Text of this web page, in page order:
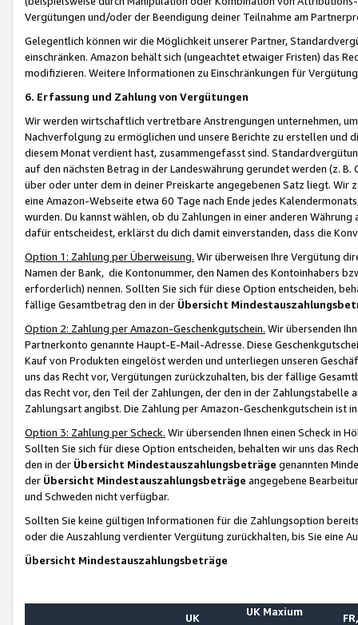
Vergütungen und/oder der Beendigung deiner Teilnahme am
Gelegentlich können wir die Möglichkeit unserer Partner,
einschränken. Amazon behält sich (ungeachtet etwaiger Fristen) das
modifizieren. Weitere Informationen zu Einschränkungen für
6. Erfassung und Zahlung von Vergütungen
Wir werden wirtschaftlich vertretbare Anstrengungen unternehmen,
Nachverfolgung zu ermöglichen und unsere Berichte zu erstellen und
diesem Monat verdient hast, zusammengefasst sind.
auf den nächsten Betrag in der Landeswährung gerundet werden (z.
über oder unter dem in deiner Preiskarte angegebenen Satz liegt.
eine Amazon-Webseite etwa 60 Tage nach Ende jedes
wurden. Du kannst wählen, ob du Zahlungen in einer anderen
dafür entscheidest, erklärst du dich damit einverstanden, dass die
Option 1: Zahlung per Überweisung. Wir überweisen Ihre Vergütung
Namen der Bank, die Kontonummer, den Namen des Kontoinhabers
erforderlich) nennen. Sollten Sie sich für diese Option entscheiden,
fällige Gesamtbetrag den in der Übersicht
Option 2: Zahlung per Amazon-Geschenkgutschein. Wir übersenden
Partnerkonto genannte Haupt-E-Mail-Adresse. Diese
Kauf von Produkten eingelöst werden und unterliegen unseren
uns das Recht vor, Vergütungen zurückzuhalten, bis der fällige
das Recht vor, den Teil der Zahlungen, der den in der
Zahlungsart angibst. Die Zahlung per Amazon-Geschenkgutschein ist
Option 3: Zahlung per Scheck. Wir übersenden Ihnen einen Scheck in
Sollten Sie sich für diese Option entscheiden, behalten wir uns das
den in der Übersicht Mindestauszahlungsbeträge genannten
der Übersicht Mindestauszahlungsbeträge angegebene
und Schweden nicht verfügbar.
Sollten Sie keine gültigen Informationen für die Zahlungsoption
oder die Auszahlung verdienter Vergütung zurückhalten, bis Sie
Übersicht Mindestauszahlungsbeträge
UK
UK Maxium